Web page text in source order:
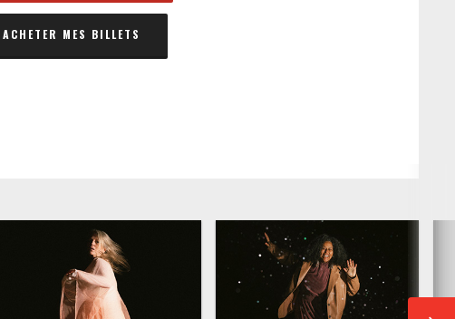
ACHETER MES BILLETS